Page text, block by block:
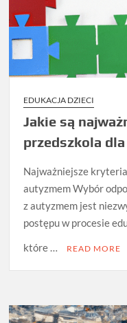
EDUKACJA DZIECI
Jakie są
przedszkola
Najważniejsze
autyzmem Wybór
z autyzmem jest
postępu w procesie
które …
READ MORE